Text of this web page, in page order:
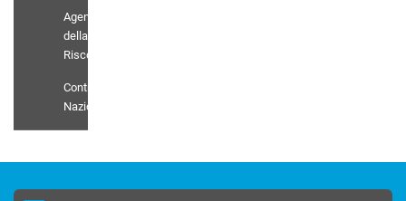
Agenti
della
Riscossione
Contratto
Nazionale